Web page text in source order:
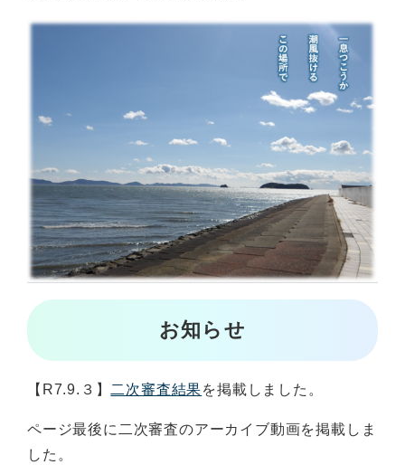
お知らせ
【R7.9.３】 二次審査結果を掲載しました。
ページ最後に二次審査のアーカイブ動画を掲載しま
した。